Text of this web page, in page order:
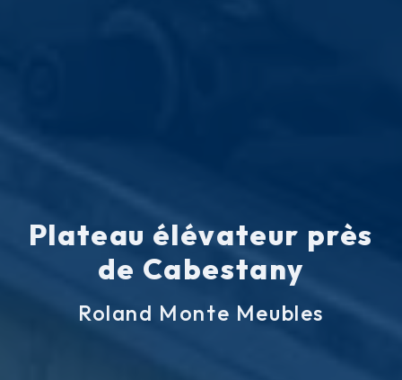
Plateau élévateur près
de Cabestany
Roland Monte Meubles